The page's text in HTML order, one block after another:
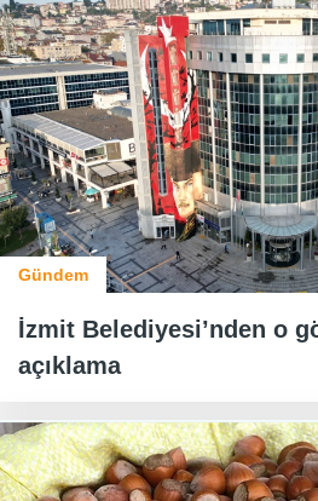
Gündem
İzmit Belediyesi’nden o
açıklama